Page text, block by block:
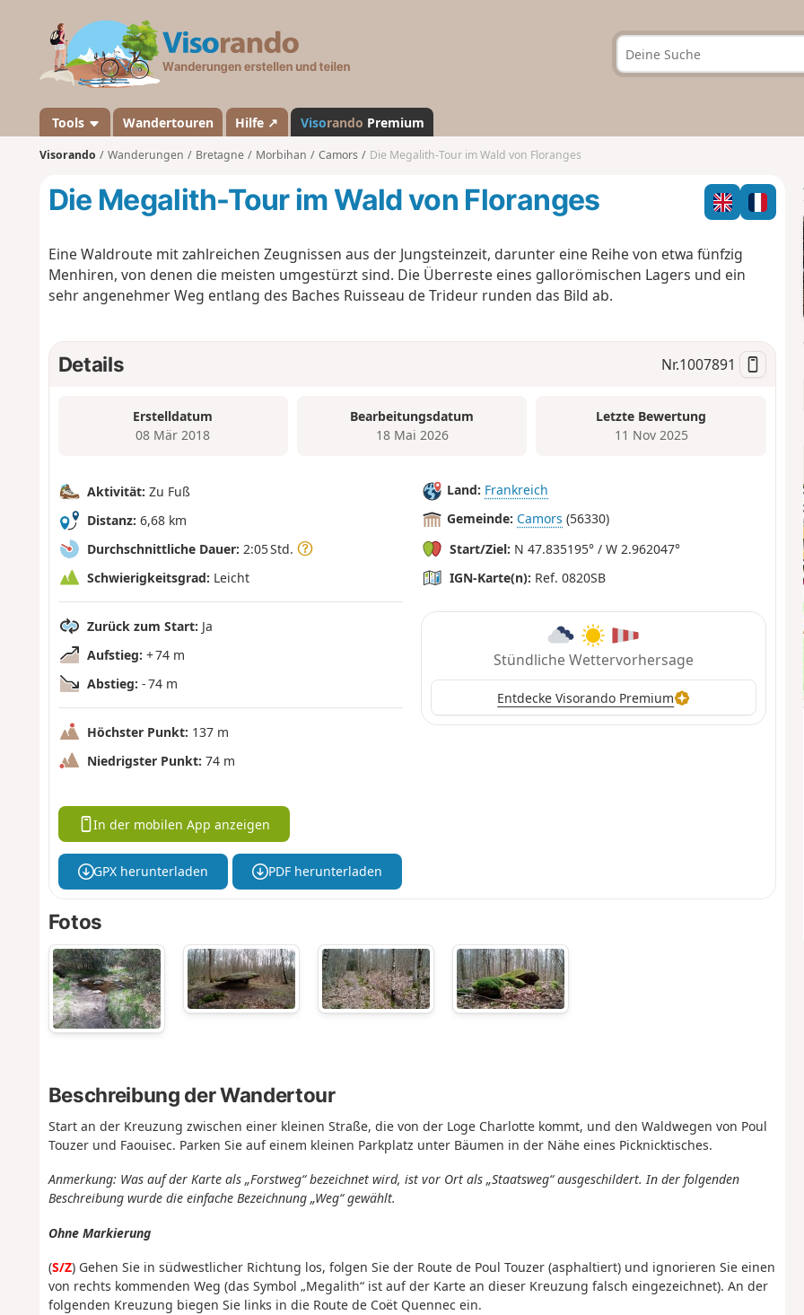
a
n
d
Tools Wandertouren Hilfe ↗ Visorando Premium
Visorando Wanderungen Bretagne Morbihan Camors Die Megalith-Tour im Wald von Floranges
Die Megalith-Tour im Wald von Floranges
Eine Waldroute mit zahlreichen Zeugnissen aus der Jungsteinzeit, darunter eine Reihe von etwa fünfzig
Menhiren, von denen die meisten umgestürzt sind. Die Überreste eines gallorömischen Lagers und ein
sehr angenehmer Weg entlang des Baches Ruisseau de Trideur runden das Bild ab.
Details Nr.1007891
Erstelldatum
08 Mär 2018
Bearbeitungsdatum
18 Mai 2026
Letzte Bewertung
11 Nov 2025
Aktivität: Zu Fuß
Distanz: 6,68 km
Durchschnittliche Dauer: 2:05 Std.
Schwierigkeitsgrad: Leicht
Zurück zum Start: Ja
Aufstieg: + 74 m
Abstieg: - 74 m
Höchster Punkt: 137 m
Niedrigster Punkt: 74 m
Land: Frankreich
Gemeinde: Camors (56330)
Start/Ziel: N 47.835195° / W 2.962047°
IGN-Karte(n): Ref. 0820SB
Stündliche Wettervorhersage
Entdecke Visorando Premium
In der mobilen App anzeigen
GPX herunterladen PDF herunterladen
Fotos
Beschreibung der Wandertour
Start an der Kreuzung zwischen einer kleinen Straße, die von der Loge Charlotte kommt, und den Waldwegen von Poul
Touzer und Faouisec. Parken Sie auf einem kleinen Parkplatz unter Bäumen in der Nähe eines Picknicktisches.
Anmerkung: Was auf der Karte als „Forstweg“ bezeichnet wird, ist vor Ort als „Staatsweg“ ausgeschildert. In der folgenden
Beschreibung wurde die einfache Bezeichnung „Weg“ gewählt.
Ohne Markierung
(S/Z) Gehen Sie in südwestlicher Richtung los, folgen Sie der Route de Poul Touzer (asphaltiert) und ignorieren Sie einen
von rechts kommenden Weg (das Symbol „Megalith“ ist auf der Karte an dieser Kreuzung falsch eingezeichnet). An der
folgenden Kreuzung biegen Sie links in die Route de Coët Quennec ein.